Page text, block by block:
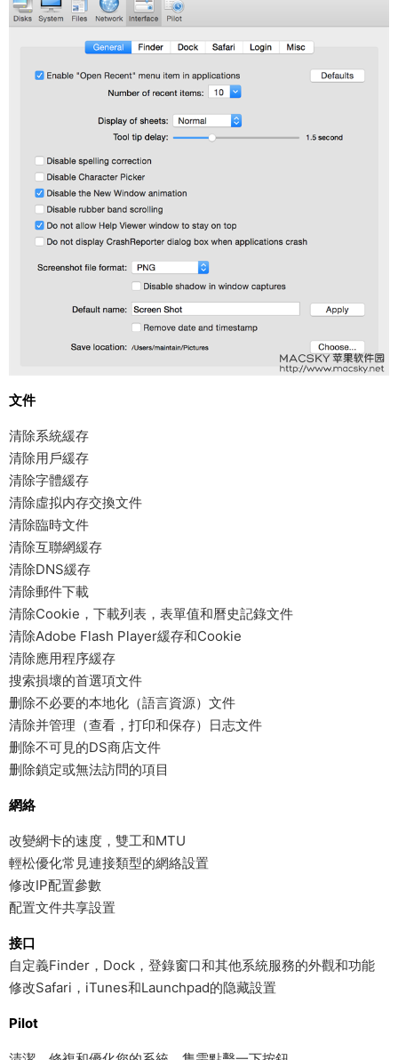
文件
清除系統緩存
清除用戶緩存
清除字體緩存
清除虛拟内存交換文件
清除臨時文件
清除互聯網緩存
清除DNS緩存
清除郵件下載
清除Cookie，下載列表，表單值和曆史記錄文件
清除Adobe Flash Player緩存和Cookie
清除應用程序緩存
搜索損壞的首選項文件
删除不必要的本地化（語言資源）文件
清除并管理（查看，打印和保存）日志文件
删除不可見的DS商店文件
删除鎖定或無法訪問的項目
網絡
改變網卡的速度，雙工和MTU
輕松優化常見連接類型的網絡設置
修改IP配置參數
配置文件共享設置
接口
自定義Finder，Dock，登錄窗口和其他系統服務的外觀和功能
修改Safari，iTunes和Launchpad的隐藏設置
Pilot